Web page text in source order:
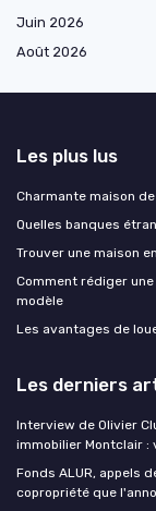
Juin 2026
Août 2026
Les plus lus
Charmante maison
Quelles banques
Trouver une maison
Comment rédiger
modèle
Les avantages de
Les derniers
Interview de Olivier
immobilier Montclair
Fonds ALUR, appels
copropriété que